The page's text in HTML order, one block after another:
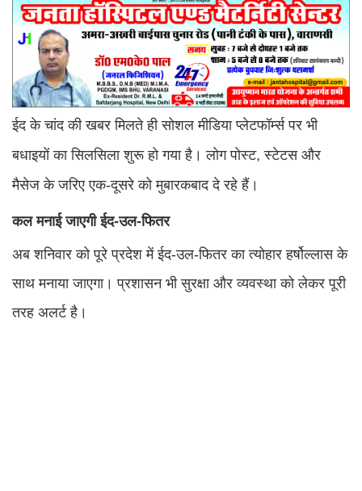
ईद के चांद की खबर मिलते ही सोशल मीडिया प्लेटफॉर्म्स पर भी
बधाइयों का सिलसिला शुरू हो गया है। लोग पोस्ट, स्टेटस और
मैसेज के जरिए एक-दूसरे को मुबारकबाद दे रहे हैं।
कल मनाई जाएगी ईद-उल-फितर
अब शनिवार को पूरे प्रदेश में ईद-उल-फितर का त्योहार हर्षोल्लास के
साथ मनाया जाएगा। प्रशासन भी सुरक्षा और व्यवस्था को लेकर पूरी
तरह अलर्ट है।